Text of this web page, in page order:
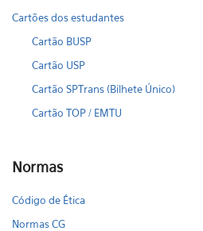
Cartões dos estudantes
Cartão BUSP
Cartão USP
Cartão SPTrans (Bilhete Único)
Cartão TOP / EMTU
Normas
Código de Ética
Normas CG